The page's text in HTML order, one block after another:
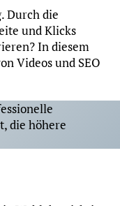
Durch die
und Klicks
In diesem
Videos und SEO
die höhere